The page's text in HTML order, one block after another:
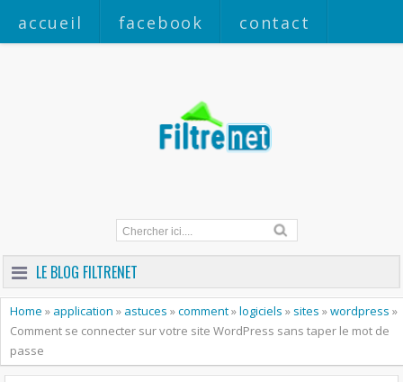
accueil facebook contact
LE BLOG FILTRENET
Home » application » astuces »comment»logiciels » sites »wordpress »
Comment se connecter sur votre site WordPress sans taper le mot de
passe